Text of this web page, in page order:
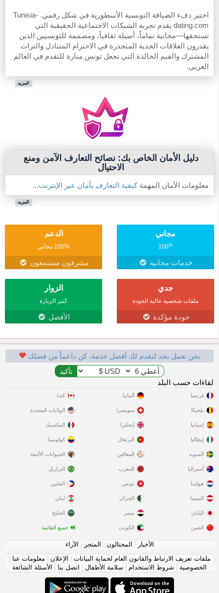
اختبر دفء الضيافة التونسية الأسطورية في شكل رقمي. Tunisia-
dating.com يقدم تجربة الشبكات الاجتماعية الحقيقية التي
تستحقها—مجانية تماماً، أصيلة ثقافياً، ومصممة للتونسيين الذين
يقدرون العلاقات الجدية المتجذرة في الاحترام المتبادل والتراث
المشترك والقيم الخالدة التي تجعل تونس منارة للتقدم في العالم
العربي.
المزيد
دليل الأمان الخاص بك: نصائح التعارف الآمن ومنع
الاحتيال
معلومات الأمان المهمةكيفية التعارف بأمان عبر الإنترنت...
المزيد
مجاني
100%
خدمات مجانية
الدعم
100% مجاني
مشرفون مستمعون
جدي
ملفات شخصية عالية الجودة
جودة مؤكدة
الزوار
كثير الزيارة
الأفضل
نحن نعمل بجد لنقدم لك أفضل خدمة، كن داعماً من فضلك
لقاءات حسب البلد
فرنسا
بلجيكا
إسبانيا
إيطاليا
السويد
ألمانيا
سويسرا
إنجلترا
البرتغال
المعاقين
كندا
الولايات المتحدة
المكسيك
كولومبيا
الحيوانات الأليفة
أستراليا
هولندا
النمسا
اليابان
الصين
المغرب
تونس
الجزائر
مصر
الكويت
البرازيل
الفلبين
لبنان
الخليج
جميع القائمة
الأخبار المحتالون المتجر
الآراء
ملفات تعريف الارتباط والقانون العام لحماية البيانات
الإعلان معلومات عنا
الخصوصية
شروط الاستخدام سلامة الأطفال اتصل بنا الأسئلة الشائعة